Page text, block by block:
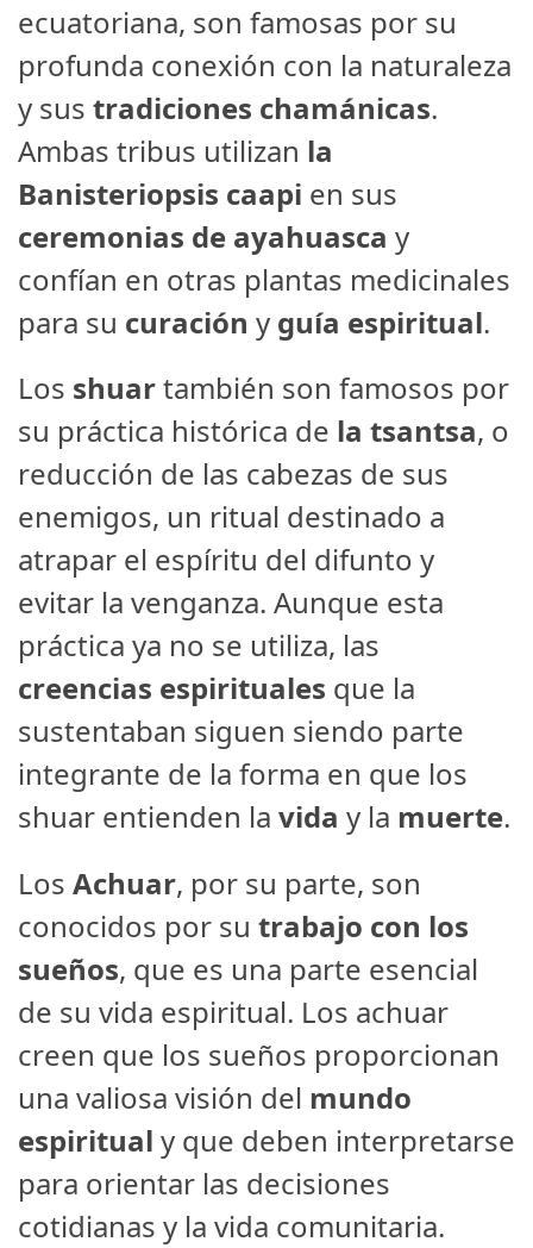
ecuatoriana, son famosas por su
profunda conexión con la naturaleza
y sus tradiciones chamánicas.
Ambas tribus utilizan la
Banisteriopsis caapi en sus
ceremonias de ayahuasca y
confían en otras plantas medicinales
para su curación y guía espiritual.
Los shuartambién son famosos por
su práctica histórica de la tsantsa, o
reducción de las cabezas de sus
enemigos, un ritual destinado a
atrapar el espíritu del difunto y
evitar la venganza. Aunque esta
práctica ya no se utiliza, las
creencias espirituales que la
sustentaban siguen siendo parte
integrante de la forma en que los
shuar entienden la vida y la muerte.
Los Achuar, por su parte, son
conocidos por su trabajo con los
sueños, que es una parte esencial
de su vida espiritual. Los achuar
creen que los sueños proporcionan
una valiosa visión del mundo
espiritual y que deben interpretarse
para orientar las decisiones
cotidianas y la vida comunitaria.